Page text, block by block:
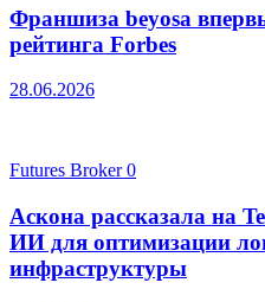
Франшиза beyosa
рейтинга Forbes
28.06.2026
Futures Broker0
Аскона рассказала на
ИИ для оптимизации
инфраструктуры